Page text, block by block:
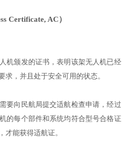
Certificate, AC）
机颁发的证书，表明该架无人机已经
求，并且处于安全可用的状态。
要向民航局提交适航检查申请，经过
的每个部件和系统均符合型号合格证
才能获得适航证。